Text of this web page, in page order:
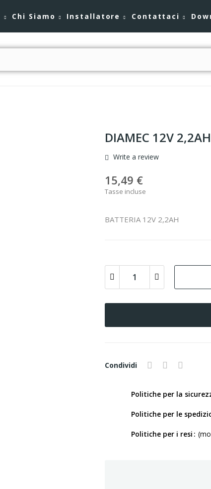
Chi Siamo Installatore Contattaci
DIAMEC 12V 2,2AH
Write a review
15,49 €
Tasse incluse
BATTERIA 12V 2,2AH
Condividi
Politiche per la
Politiche per le
Politiche per i resi